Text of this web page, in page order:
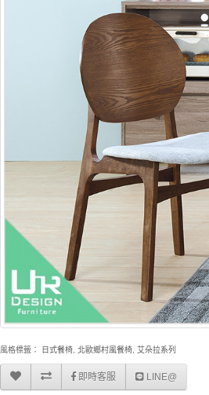
風格標籤： 日式餐椅 北歐鄉村風餐椅 艾朵拉系列
即時客服 LINE@